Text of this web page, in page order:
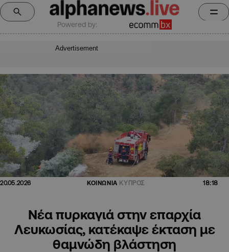
Powered by:
Advertisement
20.05.2026 ΚΟΙΝΩΝΙΑ ΚΥΠΡΟΣ 18:18
Νέα πυρκαγιά στην επαρχία
Λευκωσίας, κατέκαψε έκταση με
θαμνώδη βλάστηση